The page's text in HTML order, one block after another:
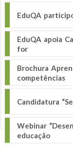
EduQA
EduQA apoia
for
Brochura
competências
Candidatura
Webinar
educação